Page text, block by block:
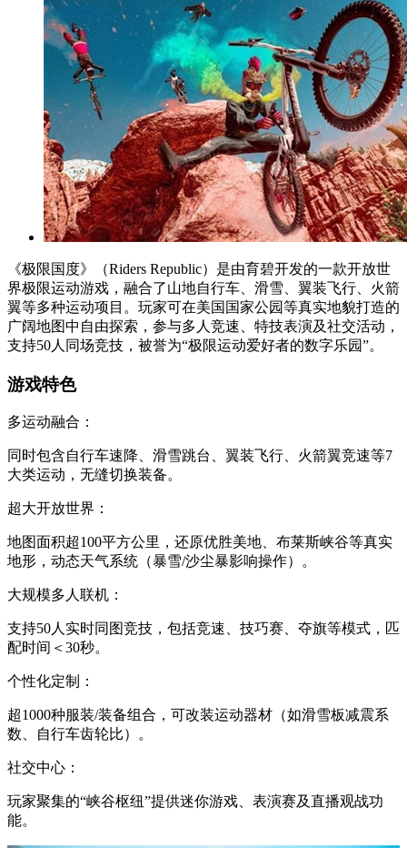
《极限国度》（Riders Republic）是由育碧开发的一款开放世
界极限运动游戏，融合了山地自行车、滑雪、翼装飞行、火箭
翼等多种运动项目。玩家可在美国国家公园等真实地貌打造的
广阔地图中自由探索，参与多人竞速、特技表演及社交活动，
支持50人同场竞技，被誉为“极限运动爱好者的数字乐园”。
游戏特色
多运动融合：
同时包含自行车速降、滑雪跳台、翼装飞行、火箭翼竞速等7
大类运动，无缝切换装备。
超大开放世界：
地图面积超100平方公里，还原优胜美地、布莱斯峡谷等真实
地形，动态天气系统（暴雪/沙尘暴影响操作）。
大规模多人联机：
支持50人实时同图竞技，包括竞速、技巧赛、夺旗等模式，匹
配时间＜30秒。
个性化定制：
超1000种服装/装备组合，可改装运动器材（如滑雪板减震系
数、自行车齿轮比）。
社交中心：
玩家聚集的“峡谷枢纽”提供迷你游戏、表演赛及直播观战功
能。